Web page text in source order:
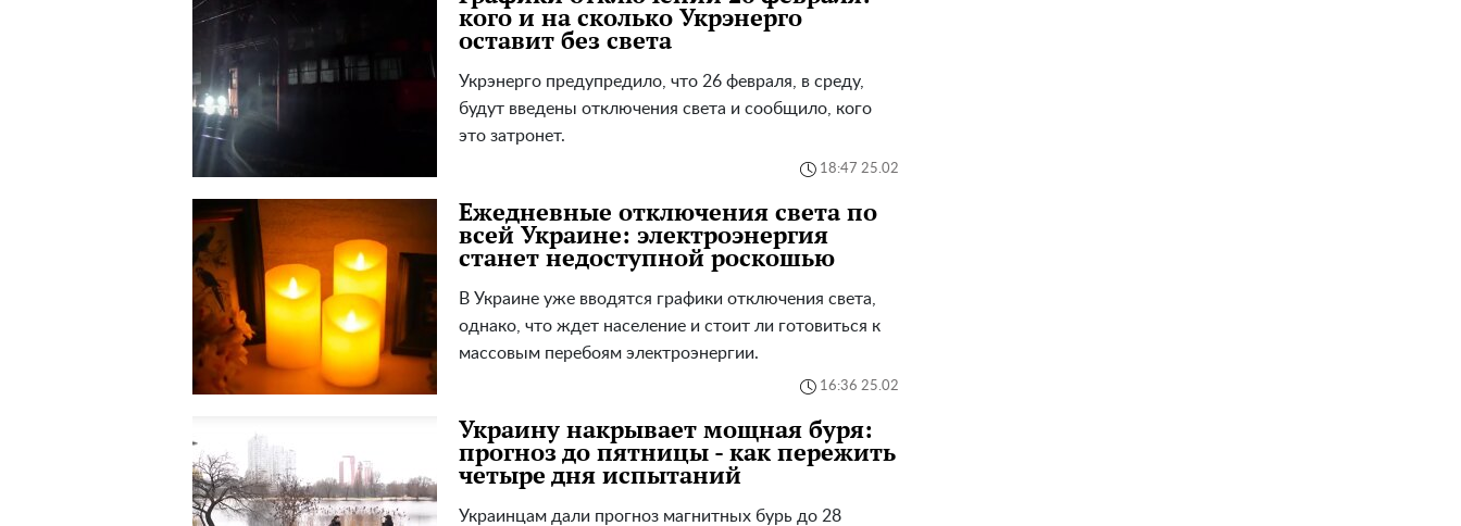
кого и на сколько Укрэнерго
оставит без света
Укрэнерго предупредило, что 26 февраля, в среду,
будут введены отключения света и сообщило, кого
это затронет.
18:47 25.02
Ежедневные отключения света по
всей Украине: электроэнергия
станет недоступной роскошью
В Украине уже вводятся графики отключения света,
однако, что ждет население и стоит ли готовиться к
массовым перебоям электроэнергии.
16:36 25.02
Украину накрывает мощная буря:
прогноз до пятницы - как пережить
четыре дня испытаний
Украинцам дали прогноз магнитных бурь до 28